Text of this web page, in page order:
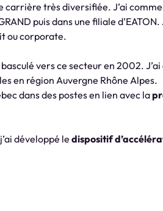
carrière très diversifiée. J’ai
puis dans une filiale d’EATON.
ou corporate.
vers ce secteur en 2002.
en région Auvergne Rhône Alpes.
dans des postes en lien avec la
développé le dispositif